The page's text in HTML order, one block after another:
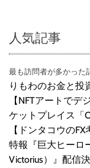
人気記事
最も訪問者が多かった
りもわのお金と投
【NFTアートで
ケットプレイス「
【ドンタコウの
特報『巨大ヒーロ
Victorius）』配信